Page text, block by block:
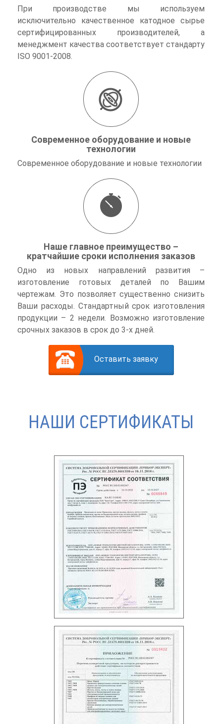
При производстве мы используем
исключительно качественное катодное сырье
сертифицированных производителей, а
менеджмент качества соответствует стандарту
ISO 9001-2008.
Современное оборудование и новые
технологии
Современное оборудование и новые технологии
Наше главное преимущество –
кратчайшие сроки исполнения заказов
Одно из новых направлений развития –
изготовление готовых деталей по Вашим
чертежам. Это позволяет существенно снизить
Ваши расходы. Стандартный срок изготовления
продукции – 2 недели. Возможно изготовление
срочных заказов в срок до 3-х дней.
Оставить заявку
НАШИ СЕРТИФИКАТЫ